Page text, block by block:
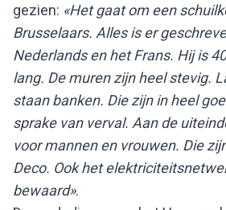
gezien: «Het gaat om een
Brusselaars. Alles is er
Nederlands en het Frans. Hij is
lang. De muren zijn heel stevig.
staan banken. Die zijn in heel
sprake van verval. Aan de
voor mannen en vrouwen. Die
Deco. Ook het
bewaard».